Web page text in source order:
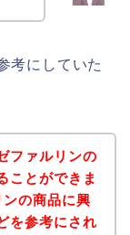
考にしていた
ファルリンの
ことができま
の商品に興
を参考にされ